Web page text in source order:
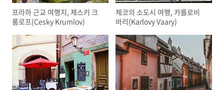
프라하 근교 여행지, 체스키 크
룸로프(Cesky Krumlov)
체코의 소도시 여행, 카를로비
바리(Karlovy Vaary)